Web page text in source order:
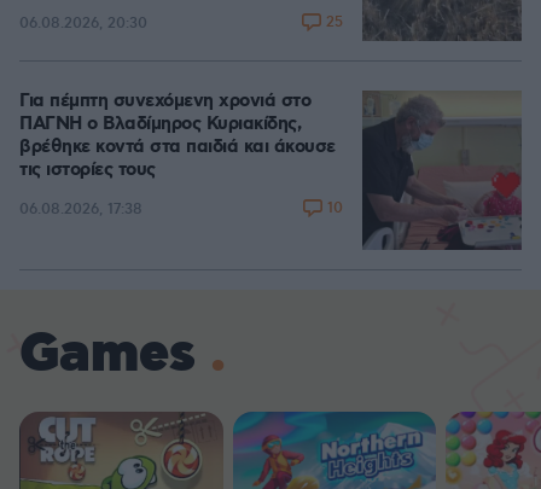
06.08.2026, 20:30 25
Για πέμπτη συνεχόμενη χρονιά στο
ΠΑΓΝΗ ο Βλαδίμηρος Κυριακίδης,
βρέθηκε κοντά στα παιδιά και άκουσε
τις ιστορίες τους
06.08.2026, 17:38 10
Games